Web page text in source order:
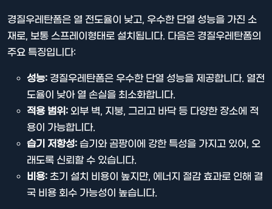
경질우레탄폼은 열 전도율이 낮고, 우수한 단열 성능을 가진 소
재로, 보통 스프레이형태로 설치됩니다. 다음은 경질우레탄폼의
주요 특징입니다:
성능: 경질우레탄폼은 우수한 단열 성능을 제공합니다. 열전
도율이 낮아 열 손실을 최소화합니다.
적용 범위: 외부 벽, 지붕, 그리고 바닥 등 다양한 장소에 적
용이 가능합니다.
습기 저항성: 습기와 곰팡이에 강한 특성을 가지고 있어, 오
래도록 신뢰할 수 있습니다.
비용: 초기 설치 비용이 높지만, 에너지 절감 효과로 인해 결
국 비용 회수 가능성이 높습니다.